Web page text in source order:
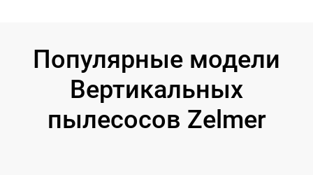
Популярные модели
Вертикальных
пылесосов Zelmer